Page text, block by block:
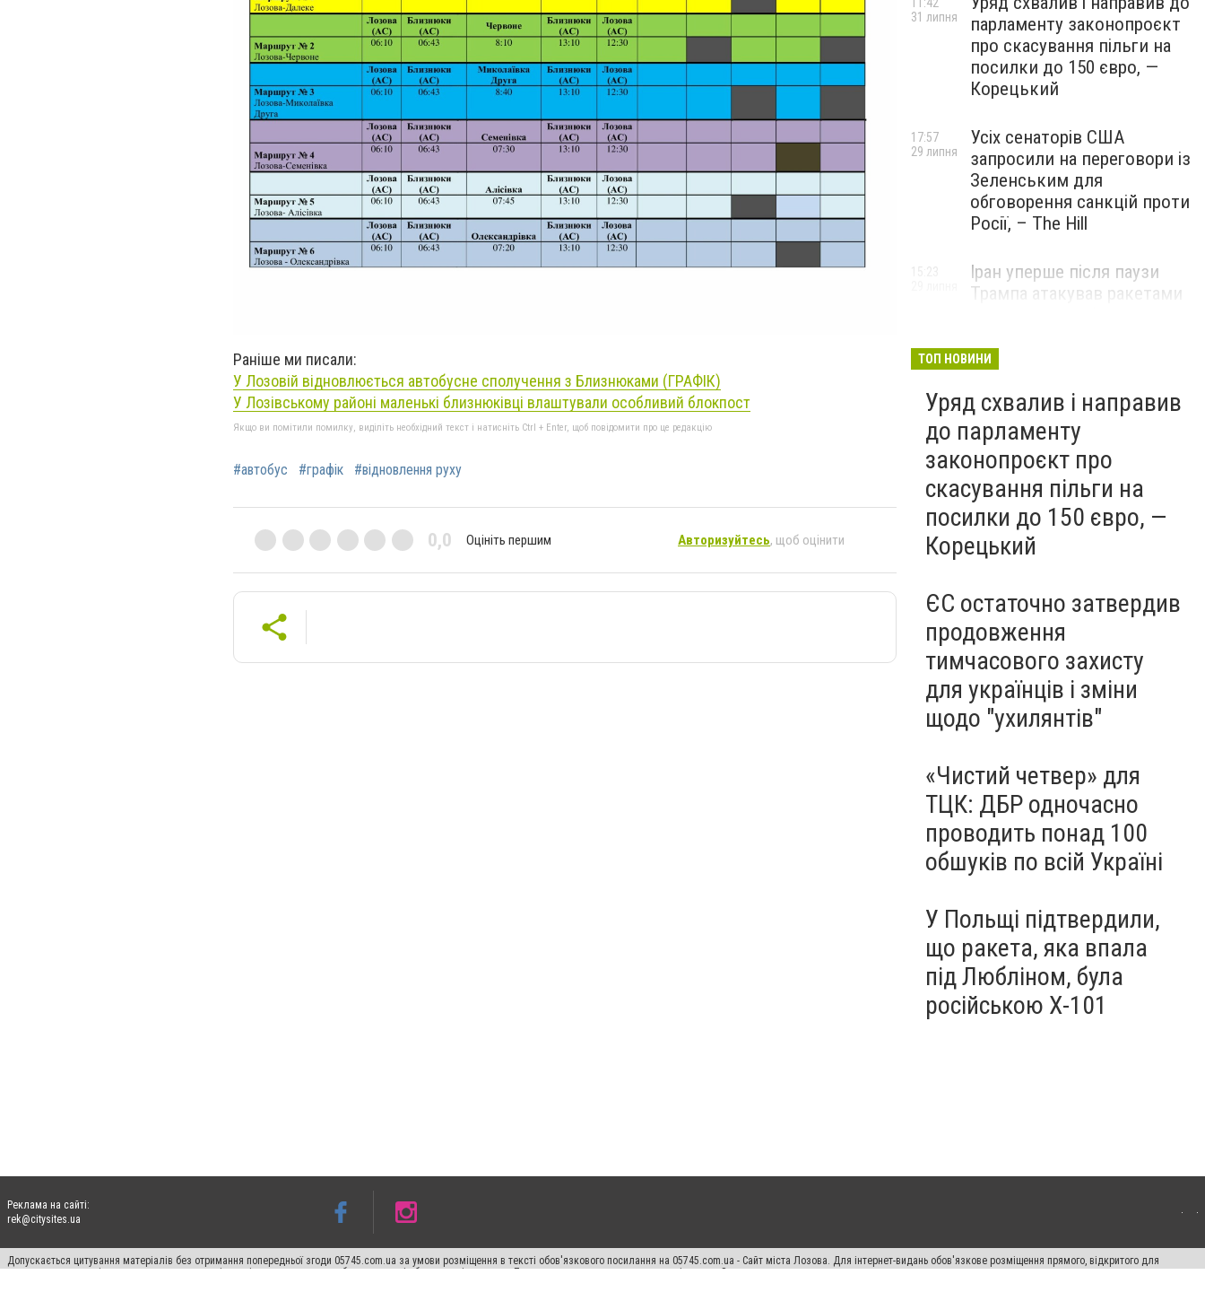
Раніше ми писали:
У Лозовій відновлюється автобусне сполучення з Близнюками (ГРАФІК)
У Лозівському районі маленькі близнюківці влаштували особливий блокпост
Якщо ви помітили помилку, виділіть необхідний текст і натисніть Ctrl + Enter, щоб повідомити про це редакцію
#автобус #графік #відновлення руху
0,0 Оцініть першим Авторизуйтесь, щоб оцінити
парламенту законопроєкт
про скасування пільги на
посилки до 150 євро, —
Корецький
31 липня
Усіх сенаторів США
запросили на переговори із
Зеленським для
обговорення санкцій проти
Росії, – The Hill
17:57
29 липня
Іран уперше після паузи
Трампа атакував ракетами
15:23
ТОП НОВИНИ
Уряд схвалив і направив
до парламенту
законопроєкт про
скасування пільги на
посилки до 150 євро, —
Корецький
ЄС остаточно затвердив
продовження
тимчасового захисту
для українців і зміни
щодо "ухилянтів"
«Чистий четвер» для
ТЦК: ДБР одночасно
проводить понад 100
обшуків по всій Україні
У Польщі підтвердили,
що ракета, яка впала
під Любліном, була
російською Х-101
Реклама на сайті:
rek@citysites.ua
Допускається цитування матеріалів без отримання попередньої згоди 05745.com.ua за умови розміщення в тексті обов'язкового посилання на 05745.com.ua - Сайт міста Лозова. Для інтернет-видань обов'язкове розміщення прямого, відкритого для
пошукових систем гіперпосилання на цитовані статті не нижче другого абзацу в тексті або в якості джерела. Порушення виняткових прав переслідується Законом.